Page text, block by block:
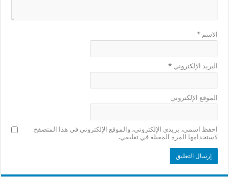
الاسم*
البريد الإلكتروني*
الموقع الإلكتروني
احفظ اسمي، بريدي الإلكتروني، والموقع الإلكتروني في هذا المتصفح
لاستخدامها المرة المقبلة في تعليقي.